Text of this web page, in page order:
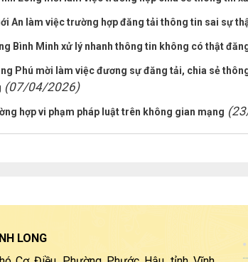
An làm việc trường hợp đăng tải thông tin sai sự
Bình Minh xử lý nhanh thông tin không có thật
Phú mời làm việc đương sự đăng tải, chia sẻ
(07/04/2026)
hợp vi phạm pháp luật trên không gian mạng
LONG